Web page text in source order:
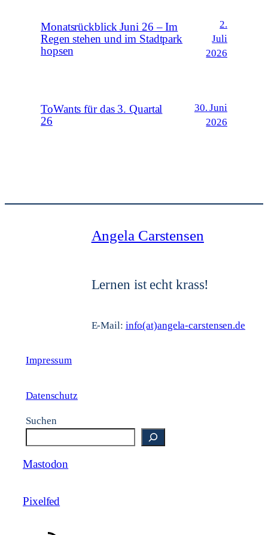
Monatsrückblick Juni 26 – Im
Regen stehen und im Stadtpark
hopsen
2.
Juli
2026
ToWants für das 3. Quartal
26
30. Juni
2026
Angela Carstensen
Lernen ist echt krass!
E-Mail: info(at)angela-carstensen.de
Impressum
Datenschutz
Suchen
Mastodon
Pixelfed